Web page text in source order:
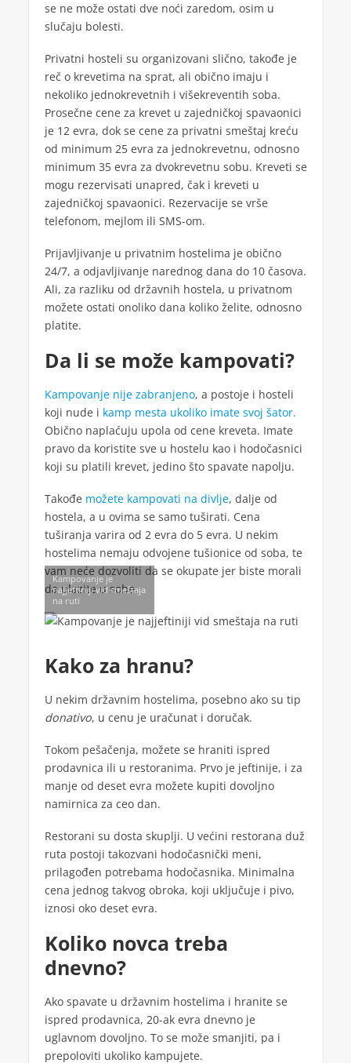
se ne može ostati dve noći zaredom, osim u
slučaju bolesti.
Privatni hosteli su organizovani slično, takođe je
reč o krevetima na sprat, ali obično imaju i
nekoliko jednokrevetnih i višekreventih soba.
Prosečne cene za krevet u zajedničkoj spavaonici
je 12 evra, dok se cene za privatni smeštaj kreću
od minimum 25 evra za jednokrevetnu, odnosno
minimum 35 evra za dvokrevetnu sobu. Kreveti se
mogu rezervisati unapred, čak i kreveti u
zajedničkoj spavaonici. Rezervacije se vrše
telefonom, mejlom ili SMS-om.
Prijavljivanje u privatnim hostelima je obično
24/7, a odjavljivanje narednog dana do 10 časova.
Ali, za razliku od državnih hostela, u privatnom
možete ostati onoliko dana koliko želite, odnosno
platite.
Da li se može kampovati?
Kampovanje nije zabranjeno, a postoje i hosteli
koji nude i kamp mesta ukoliko imate svoj šator.
Obično naplaćuju upola od cene kreveta. Imate
pravo da koristite sve u hostelu kao i hodočasnici
koji su platili krevet, jedino što spavate napolju.
Takođe možete kampovati na divlje, dalje od
hostela, a u ovima se samo tuširati. Cena
tuširanja varira od 2 evra do 5 evra. U nekim
hostelima nemaju odvojene tušionice od soba, te
vam neće dozvoliti da se okupate jer biste morali
da ulazite u sobe.
Kampovanje je
najjeftiniji vid smeštaja
na ruti
Kako za hranu?
U nekim državnim hostelima, posebno ako su tip
donativo, u cenu je uračunat i doručak.
Tokom pešačenja, možete se hraniti ispred
prodavnica ili u restoranima. Prvo je jeftinije, i za
manje od deset evra možete kupiti dovoljno
namirnica za ceo dan.
Restorani su dosta skuplji. U većini restorana duž
ruta postoji takozvani hodočasnički meni,
prilagođen potrebama hodočasnika. Minimalna
cena jednog takvog obroka, koji uključuje i pivo,
iznosi oko deset evra.
Koliko novca treba
dnevno?
Ako spavate u državnim hostelima i hranite se
ispred prodavnica, 20-ak evra dnevno je
uglavnom dovoljno. To se može smanjiti, pa i
prepoloviti ukoliko kampujete.